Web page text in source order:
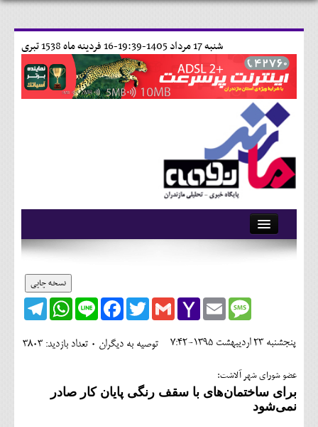
16 فردينه ماه 1538 تبری شنبه 17 مرداد 1405-19:39-
آرشیو
وبلاگ
کلینیک
نسخه چاپی
Telegram
WhatsApp Line
FacebookTwitterGmailYahoo
Mail
EmailMessage
تعداد بازدید: 3803 توصیه به دیگران 0 پنجشنبه 23 ارديبهشت 1395-7:42
عضو شورای شهر آلاشت:
برای ساختمان‌های با سقف رنگی پایان کار صادر
نمی‌شود